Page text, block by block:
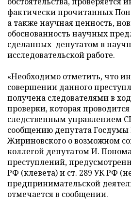
фактически прочитанных
а также научная ценность,
обоснованность научных
сделанных депутатом в
исследовательской работе.
«Необходимо отметить, что
совершении данного
получена следователями в
проверки, которая
следственным управлением
сообщению депутата
Жириновского о возможном
коллегой депутатом И.
преступлений,
РФ (клевета) и ст. 289 УК РФ
предпринимательской
отмечается в сообщении.